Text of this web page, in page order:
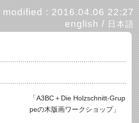
modified : 2016.04.06 22:27
english/日本語
「A3BC＋Die Holzschnitt-Grup
peの木版画ワークショップ」